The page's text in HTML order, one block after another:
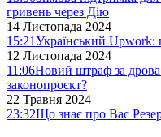
гривень через Дію
14 Листопада 2024
15:21Український
12 Листопада 2024
11:06Новий штраф за
законопроєкт?
22 Травня 2024
23:32Що знає про Вас